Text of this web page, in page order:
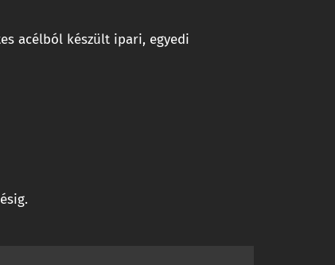
acélból készült ipari, egyedi